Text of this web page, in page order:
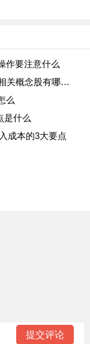
作要注意什么
「千拓股票网」概念股：一带一路复燃 相关概念股有哪些？
么
是什么
成本的3大要点